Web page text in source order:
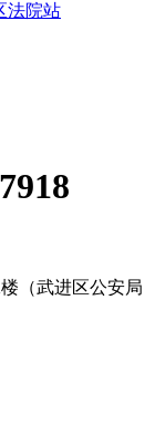
法院站
（武进区公安局